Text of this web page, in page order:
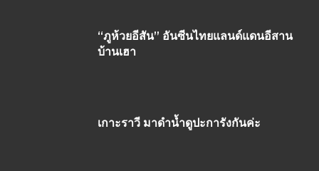
“ภูห้วยอีสัน” อันซีนไทยแลนด์แดนอีสาน
บ้านเฮา
เกาะราวี มาดำน้ำดูปะการังกันค่ะ